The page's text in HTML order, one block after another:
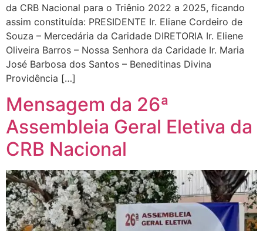
da CRB Nacional para o Triênio 2022 a 2025, ficando
assim constituída: PRESIDENTE Ir. Eliane Cordeiro de
Souza – Mercedária da Caridade DIRETORIA Ir. Eliene
Oliveira Barros – Nossa Senhora da Caridade Ir. Maria
José Barbosa dos Santos – Beneditinas Divina
Providência […]
Mensagem da 26ª
Assembleia Geral Eletiva da
CRB Nacional